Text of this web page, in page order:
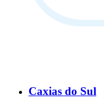
Caxias do Sul